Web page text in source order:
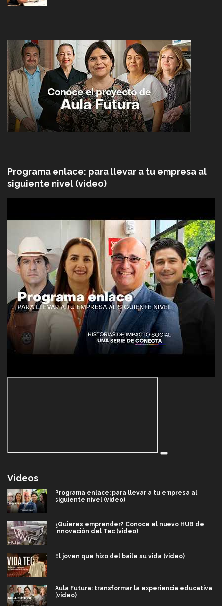
Programa enlace: para llevar a tu empresa al
siguiente nivel (video)
Videos
Programa enlace: para llevar a tu empresa al
siguiente nivel (video)
¿Quieres emprender? Conoce el nuevo HUB de
Innovación del Tec (video)
El joven que hizo del baile su vida (video)
Aula Futura: transformar la experiencia educativa
(video)